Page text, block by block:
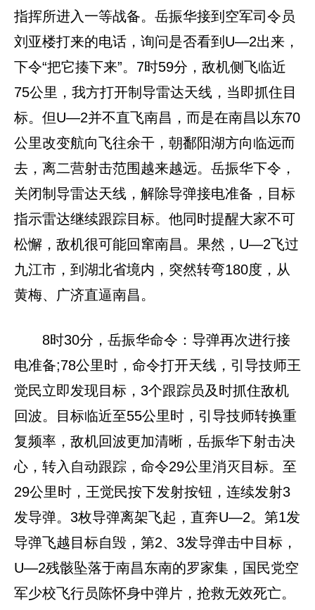
指挥所进入一等战备。岳振华接到空军司令员
刘亚楼打来的电话，询问是否看到U—2出来，
下令“把它揍下来”。7时59分，敌机侧飞临近
75公里，我方打开制导雷达天线，当即抓住目
标。但U—2并不直飞南昌，而是在南昌以东70
公里改变航向飞往余干，朝鄱阳湖方向临远而
去，离二营射击范围越来越远。岳振华下令，
关闭制导雷达天线，解除导弹接电准备，目标
指示雷达继续跟踪目标。他同时提醒大家不可
松懈，敌机很可能回窜南昌。果然，U—2飞过
九江市，到湖北省境内，突然转弯180度，从
黄梅、广济直逼南昌。
8时30分，岳振华命令：导弹再次进行接
电准备;78公里时，命令打开天线，引导技师王
觉民立即发现目标，3个跟踪员及时抓住敌机
回波。目标临近至55公里时，引导技师转换重
复频率，敌机回波更加清晰，岳振华下射击决
心，转入自动跟踪，命令29公里消灭目标。至
29公里时，王觉民按下发射按钮，连续发射3
发导弹。3枚导弹离架飞起，直奔U—2。第1发
导弹飞越目标自毁，第2、3发导弹击中目标，
U—2残骸坠落于南昌东南的罗家集，国民党空
军少校飞行员陈怀身中弹片，抢救无效死亡。